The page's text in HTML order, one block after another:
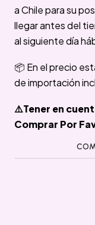
a Chile para su
llegar antes del
al siguiente día
📦 En el precio
de importación
⚠️Tener en
Comprar Por